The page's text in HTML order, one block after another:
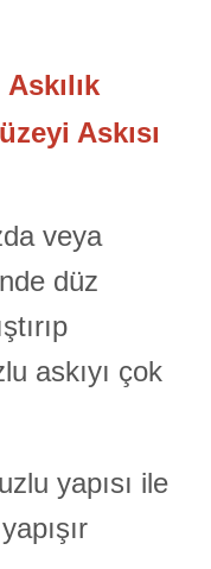
Askısı
veya
düz
askıyı çok
yapısı ile